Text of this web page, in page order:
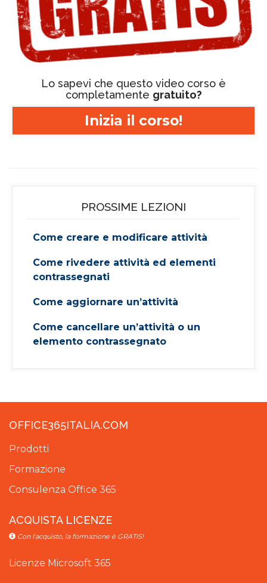
Lo sapevi che questo video corso è
completamente gratuito?
Inizia il corso!
PROSSIME LEZIONI
Come creare e modificare attività
Come rivedere attività ed elementi
contrassegnati
Come aggiornare un’attività
Come cancellare un’attività o un
elemento contrassegnato
OFFICE365ITALIA.COM
Prodotti
Formazione
Consulenza Office 365
ACQUISTA LICENZE
Con l'acquisto, la formazione è GRATIS!
Licenze Microsoft 365